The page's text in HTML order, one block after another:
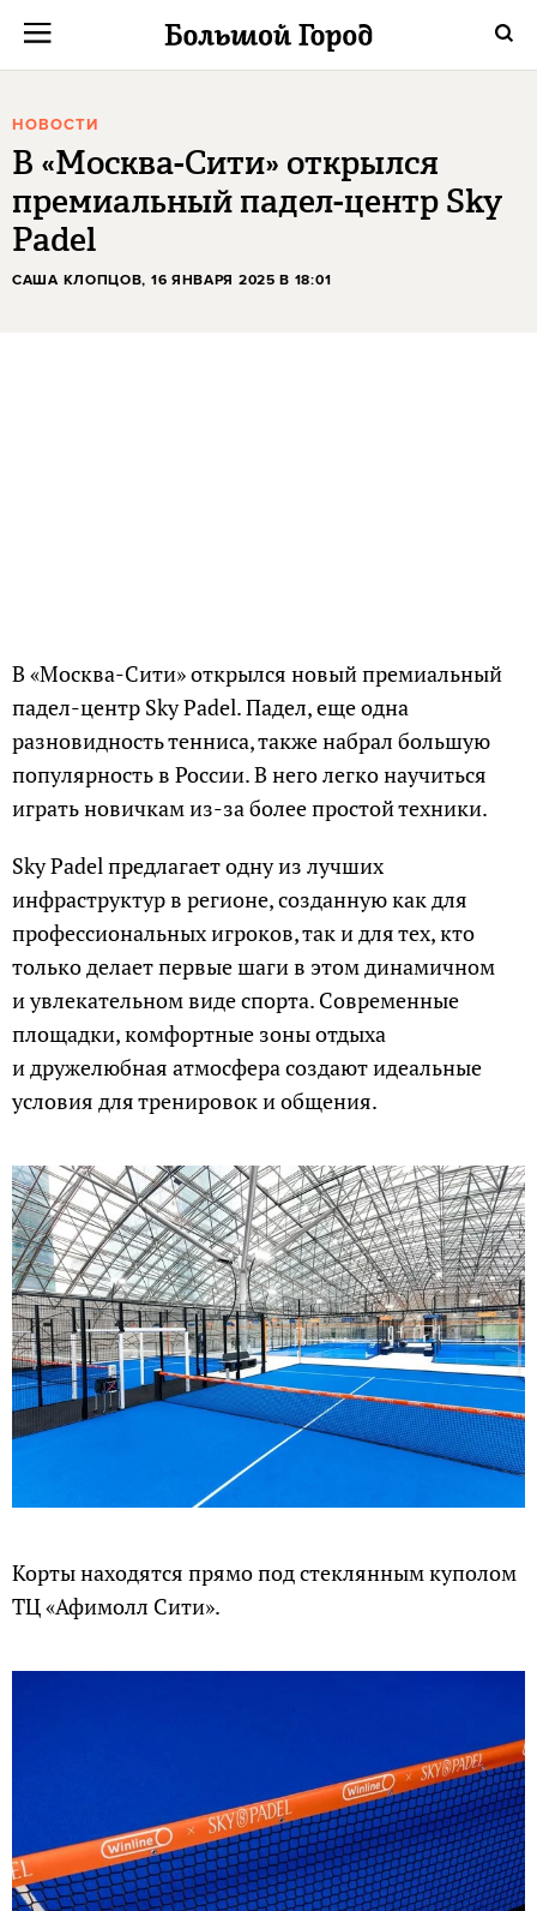
НОВОСТИ
В «Москва-Сити» открылся
премиальный падел-центр Sky
Padel
САША КЛОПЦОВ, 16 ЯНВАРЯ 2025 В 18:01
В «Москва-Сити» открылся новый премиальный
падел-центр Sky Padel. Падел, еще одна
разновидность тенниса, также набрал большую
популярность в России. В него легко научиться
играть новичкам из-за более простой техники.
Sky Padel предлагает одну из лучших
инфраструктур в регионе, созданную как для
профессиональных игроков, так и для тех, кто
только делает первые шаги в этом динамичном
и увлекательном виде спорта. Современные
площадки, комфортные зоны отдыха
и дружелюбная атмосфера создают идеальные
условия для тренировок и общения.
Корты находятся прямо под стеклянным куполом
ТЦ «Афимолл Сити».